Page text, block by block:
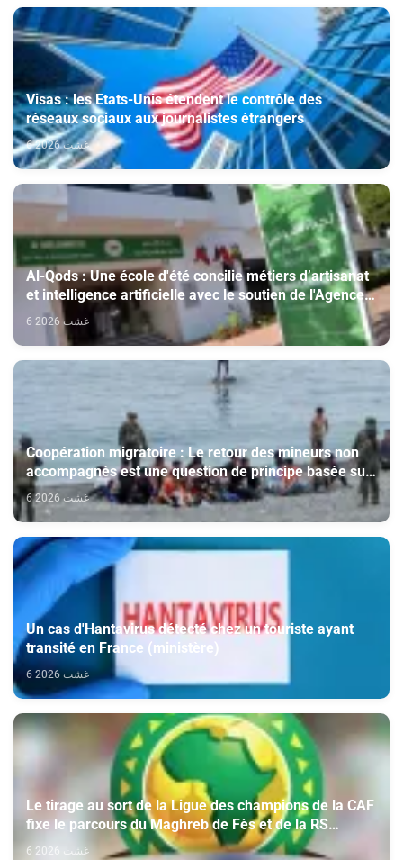
Visas : les Etats-Unis étendent le contrôle des
réseaux sociaux aux journalistes étrangers
6 غشت 2026
Al-Qods : Une école d'été concilie métiers d’artisanat
et intelligence artificielle avec le soutien de l'Agence
Bayt Mal Al-Qods Acharif
6 غشت 2026
Coopération migratoire : Le retour des mineurs non
accompagnés est une question de principe basée sur
les Hautes Instructions Royales (source diplomatique)
6 غشت 2026
Un cas d'Hantavirus détecté chez un touriste ayant
transité en France (ministère)
6 غشت 2026
Le tirage au sort de la Ligue des champions de la CAF
fixe le parcours du Maghreb de Fès et de la RS
Berkane6 غشت 2026